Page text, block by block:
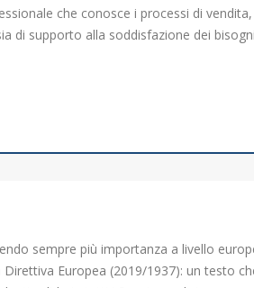
che conosce i processi di
di supporto alla soddisfazione dei
sempre più importanza a livello
Europea (2019/1937): un testo